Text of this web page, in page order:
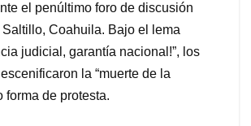
el penúltimo foro de discusión
Coahuila. Bajo el lema
judicial, garantía nacional!”, los
la “muerte de la
forma de protesta.